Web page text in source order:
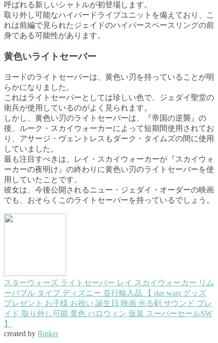
呼ばれる新しいシャトルが初登場します。
取り外し可能なハイパードライブユニットを備えており、こ
れは前編で見られたジェイドのハイパースペースリングの前
身である可能性があります。
黄色いライトセーバー
ヨードのライトセーバーは、黄色い刃を持っていることが明
らかになりました。
これはライトセーバーとしては珍しい色で、ジェダイ聖堂の
衛兵が使用しているのがよく見られます。
しかし、黄色い刃のライトセーバーは、『帝国の逆襲』の
後、ルーク・スカイウォーカーによって短期間使用されてお
り、アサージ・ヴェントレスもダーク・タイムズの間に使用
していました。
最も注目すべきは、レイ・スカイウォーカーが『スカイウォ
ーカーの夜明け』の終わりに黄色い刃のライトセーバーを使
用していたことです。
彼女は、今後公開されるニュー・ジェダイ・オーダーの映画
でも、おそらくこのライトセーバーを持っているでしょう。
スターウォーズ ライトセーバー レイ スカイウォーカー リム
ーバブル タイプ ディズニー 並行輸入品 【 star wars グッズ
プレゼント お子様 お祝い 誕生日 映画 光る剣 サウンド ブレ
イド 取り外し可能 黄色 ハロウィン 仮装 スーパーセールSW
】
created by Rinker